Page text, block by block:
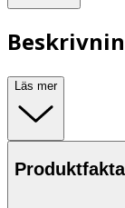
Läs mer
Produktfakta